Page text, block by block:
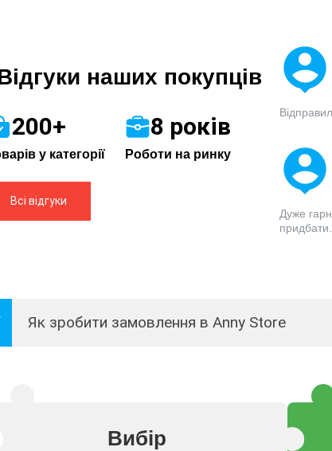
наших покупців
200+
у категорії
8 років
Роботи на ринку
Всі відгуки
Дуже
придбати.
Як зробити замовлення в Anny Store
Вибір